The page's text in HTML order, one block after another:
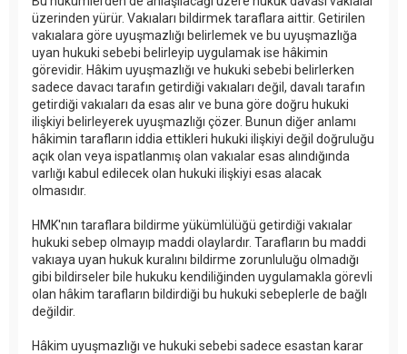
üzerinden yürür. Vakıaları bildirmek taraflara aittir. Getirilen
vakıalara göre uyuşmazlığı belirlemek ve bu uyuşmazlığa
uyan hukuki sebebi belirleyip uygulamak ise hâkimin
görevidir. Hâkim uyuşmazlığı ve hukuki sebebi belirlerken
sadece davacı tarafın getirdiği vakıaları değil, davalı tarafın
getirdiği vakıaları da esas alır ve buna göre doğru hukuki
ilişkiyi belirleyerek uyuşmazlığı çözer. Bunun diğer anlamı
hâkimin tarafların iddia ettikleri hukuki ilişkiyi değil doğruluğu
açık olan veya ispatlanmış olan vakıalar esas alındığında
varlığı kabul edilecek olan hukuki ilişkiyi esas alacak
olmasıdır.
HMK'nın taraflara bildirme yükümlülüğü getirdiği vakıalar
hukuki sebep olmayıp maddi olaylardır. Tarafların bu maddi
vakıaya uyan hukuk kuralını bildirme zorunluluğu olmadığı
gibi bildirseler bile hukuku kendiliğinden uygulamakla görevli
olan hâkim tarafların bildirdiği bu hukuki sebeplerle de bağlı
değildir.
Hâkim uyuşmazlığı ve hukuki sebebi sadece esastan karar